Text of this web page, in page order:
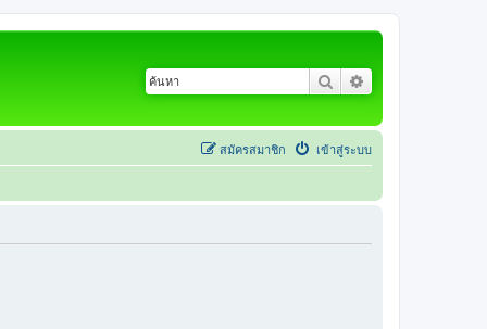
ค้นหา
เข้าสู่ระบบ
สมัครสมาชิก